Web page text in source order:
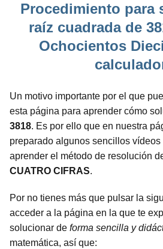
Procedimiento para
raíz cuadrada de
Ochocientos
Un motivo importante por el que
esta página para aprender cómo
3818. Es por ello que en nuestra
preparado algunos sencillos
aprender el método de resolución
CUATRO CIFRAS.
Por no tienes más que pulsar la
acceder a la página en la que te
solucionar de forma sencilla y
matemática, así que: